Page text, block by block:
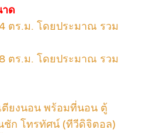
ด
ตร.ม. โดยประมาณ รวม
ตร.ม. โดยประมาณ รวม
ตียงนอน พร้อมที่นอน ตู้
ชัก โทรทัศน์ (ทีวีดิจิตอล)